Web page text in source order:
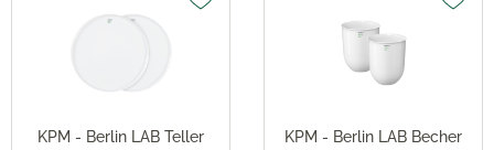
KPM - Berlin LAB Teller
KPM - Berlin LAB Becher